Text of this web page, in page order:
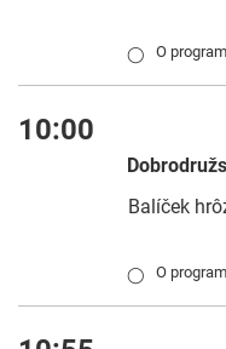
◯ O
10:00
Balíček
◯ O